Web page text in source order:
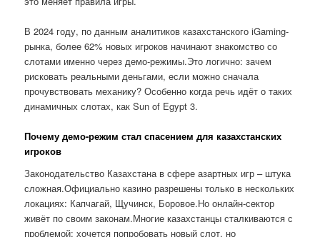
В 2024 году, по данным аналитиков казахстанского iGaming-
рынка, более 62% новых игроков начинают знакомство со
слотами именно через демо-режимы.Это логично: зачем
рисковать реальными деньгами, если можно сначала
прочувствовать механику? Особенно когда речь идёт о таких
динамичных слотах, как Sun of Egypt 3.
Почему демо-режим стал спасением для казахстанских
игроков
Законодательство Казахстана в сфере азартных игр – штука
сложная.Официально казино разрешены только в нескольких
локациях: Капчагай, Щучинск, Боровое.Но онлайн-сектор
живёт по своим законам.Многие казахстанцы сталкиваются с
проблемой: хочется попробовать новый слот, но